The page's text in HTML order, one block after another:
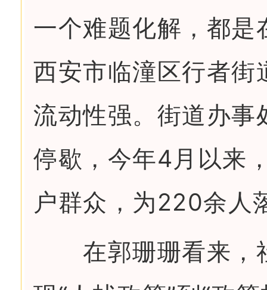
一个难题化解，都是
西安市临潼区行者街
流动性强。街道办事
停歇，今年4月以来
户群众，为220余人
在郭珊珊看来，